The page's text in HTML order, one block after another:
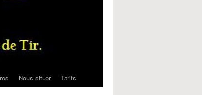
Nous situer Tarifs